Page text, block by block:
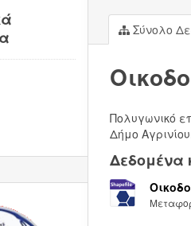
Σύνολο
Πολυγωνικό
Δήμο
Δεδομένα